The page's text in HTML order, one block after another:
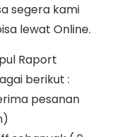
segera kami
lewat Online.
Raport
berikut :
pesanan